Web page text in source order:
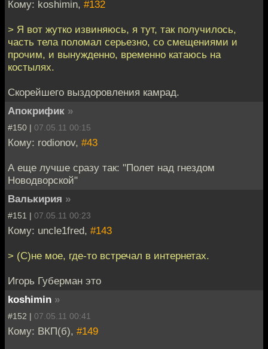
Кому: koshimin, #132
> Я вот жутко извиняюсь, я тут, так получилось,
часть тела поломал серьезно, со смещениями и
прочим, и вынужденно, временно катаюсь на
костылях.
Скорейшего выздоровления камрад.
Апокрифик »
#150 | 07.05.11 00:15
Кому: rodionov, #43
А еще лучше сразу так: "Полет над гнездом
Новодворской"
Валькирия »
#151 | 07.05.11 00:23
Кому: uncle1fred, #143
> (C)не мое, где-то встречал в интернетах.
Игорь Губерман это
koshimin »
#152 | 07.05.11 00:41
Кому: ВКП(б), #149